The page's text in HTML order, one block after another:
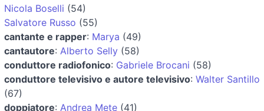
Nicola Boselli (54)
Salvatore Russo (55)
cantante e rapper: Marya (49)
cantautore: Alberto Selly (58)
conduttore radiofonico: Gabriele Brocani (58)
conduttore televisivo e autore televisivo: Walter Santillo
(67)
doppiatore: Andrea Mete (41)